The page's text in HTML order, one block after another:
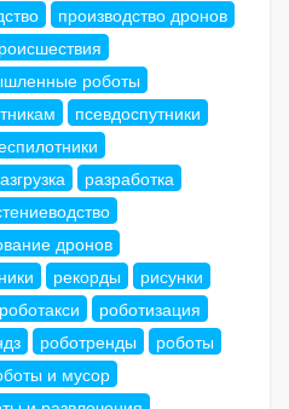
производство дронов
роботы
псевдоспутники
разработка
дронов
рекорды
рисунки
роботакси
роботизация
роботренды
роботы
и мусор